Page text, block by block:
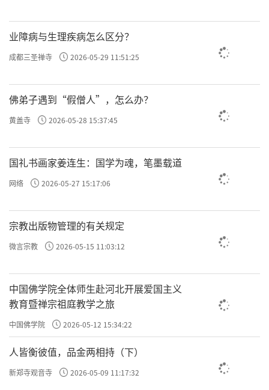
面对蚊虫的侵扰，不杀是原则，驱赶是方便。
近我们了，你不喜欢，你可以手挥一挥，让它
们离开。或者念普庵呪驱蚊虫，尽量不要有意
去伤害它们。
现代还有很多善巧的方式，例如：一、在门
前窗后摆上几盆薄荷、夜来香、米兰、玫瑰或
红柿，让西红柿叶子发出的气味驱赶蚊虫。
三、室内有许多蚊子的情况下，可以在室内点
燃几块干桔子皮，燃烧产生的青烟会使蚊子从
敞开的门窗处飞出室外。四、入睡前，可以在
床旁放几盒揭开的清凉油或风油精，它们会令
蚊子退避三舍。五、这些方法都不起效的话，
可以直接配备蚊帐，以隔绝蚊虫。
叁
业障病与生理疾病怎么区分？
成都三圣禅寺 2026-05-29 11:51:25
佛弟子遇到“假僧人”，怎么办？
黄盖寺 2026-05-28 15:37:45
国礼书画家姜连生：国学为魂，笔墨载道
网络 2026-05-27 15:17:06
宗教出版物管理的有关规定
微言宗教 2026-05-15 11:03:12
中国佛学院全体师生赴河北开展爱国主义
教育暨禅宗祖庭教学之旅
中国佛学院 2026-05-12 15:34:22
人皆衡彼值，品金两相持（下）
新郑寺观音寺 2026-05-09 11:17:32